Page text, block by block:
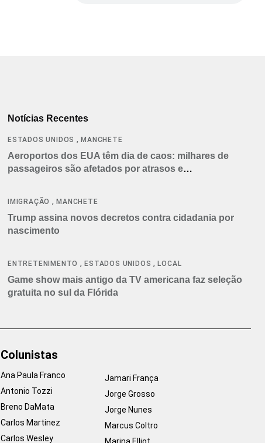
Notícias Recentes
ESTADOS UNIDOS ,MANCHETE
Aeroportos dos EUA têm dia de caos: milhares de
passageiros são afetados por atrasos e
IMIGRAÇÃO ,MANCHETE
Trump assina novos decretos contra cidadania por
nascimento
ENTRETENIMENTO ,ESTADOS UNIDOS ,LOCAL
Game show mais antigo da TV americana faz seleção
gratuita no sul da Flórida
Colunistas
Ana Paula Franco
Antonio Tozzi
Breno DaMata
Carlos Martinez
Carlos Wesley
Jamari França
Jorge Grosso
Jorge Nunes
Marcus Coltro